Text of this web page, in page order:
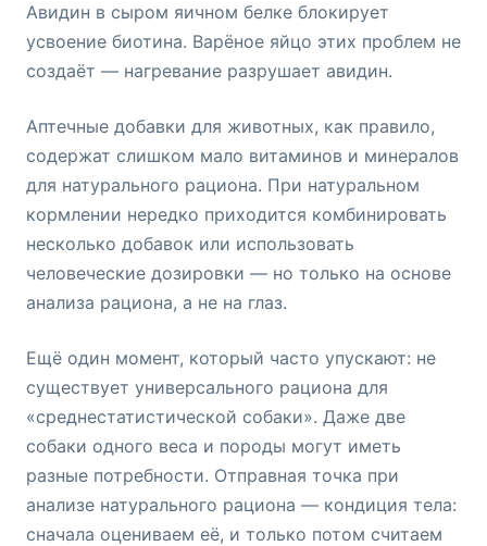
Авидин в сыром яичном белке блокирует
усвоение биотина. Варёное яйцо этих проблем не
создаёт — нагревание разрушает авидин.
Аптечные добавки для животных, как правило,
содержат слишком мало витаминов и минералов
для натурального рациона. При натуральном
кормлении нередко приходится комбинировать
несколько добавок или использовать
человеческие дозировки — но только на основе
анализа рациона, а не на глаз.
Ещё один момент, который часто упускают: не
существует универсального рациона для
«среднестатистической собаки». Даже две
собаки одного веса и породы могут иметь
разные потребности. Отправная точка при
анализе натурального рациона — кондиция тела:
сначала оцениваем её, и только потом считаем